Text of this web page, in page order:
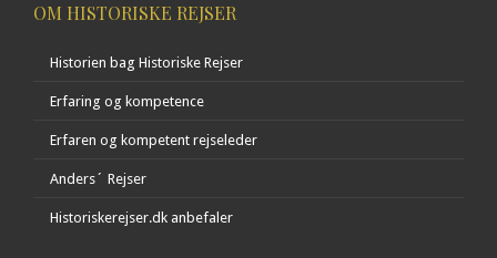
OM HISTORISKE REJSER
Historien bag Historiske Rejser
Erfaring og kompetence
Erfaren og kompetent rejseleder
Anders´ Rejser
Historiskerejser.dk anbefaler